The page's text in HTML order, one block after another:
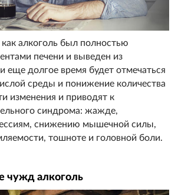
алкоголь был полностью
печени и выведен из
еще долгое время будет отмечаться
среды и понижение количества
изменения и приводят к
синдрома: жажде,
снижению мышечной силы,
тошноте и головной боли.
чужд алкоголь